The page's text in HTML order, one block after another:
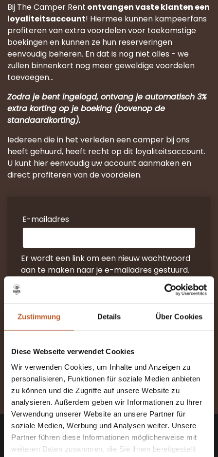
Zustimmung Details Über Cookies
Diese Webseite verwendet Cookies
Wir verwenden Cookies, um Inhalte und Anzeigen zu
personalisieren, Funktionen für soziale Medien anbieten
zu können und die Zugriffe auf unsere Website zu
analysieren. Außerdem geben wir Informationen zu Ihrer
Verwendung unserer Website an unsere Partner für
soziale Medien, Werbung und Analysen weiter. Unsere
Partner führen diese Informationen möglicherweise mit
weiteren Daten zusammen, die Sie ihnen bereitgestellt
Bij The Camper Rent ontvangen vaste klanten een
loyaliteitsaccount! Hiermee kunnen kampeerfans
profiteren van extra voordelen voor toekomstige
boekingen en kunnen ze hun reserveringen
eenvoudig beheren. En dat is nog niet alles - we
zullen binnenkort nog meer geweldige voordelen
toevoegen...
Zodra je bent ingelogd, ontvang je automatisch 3%
extra korting op je boeking (bovenop de
standaardkorting).
Iedereen die in het verleden een camper bij ons
heeft gehuurd, heeft recht op dit loyaliteitsaccount.
U kunt hier eenvoudig uw account aanmaken en
direct profiteren van de voordelen.
E-mailadres
Er wordt een link om een nieuw wachtwoord
aan te maken naar je e-mailadres gestuurd.
Ihre persönlichen Daten werden verwendet,
unterstützen, den Zugang zu Ihrem Konto zu
verwalten und für andere Zwecke, die in
sind.
REGISTREER
Neem contact op met